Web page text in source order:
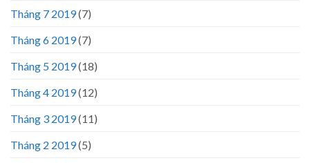
Tháng 7 2019(7)
Tháng 6 2019(7)
Tháng 5 2019(18)
Tháng 4 2019(12)
Tháng 3 2019(11)
Tháng 2 2019(5)